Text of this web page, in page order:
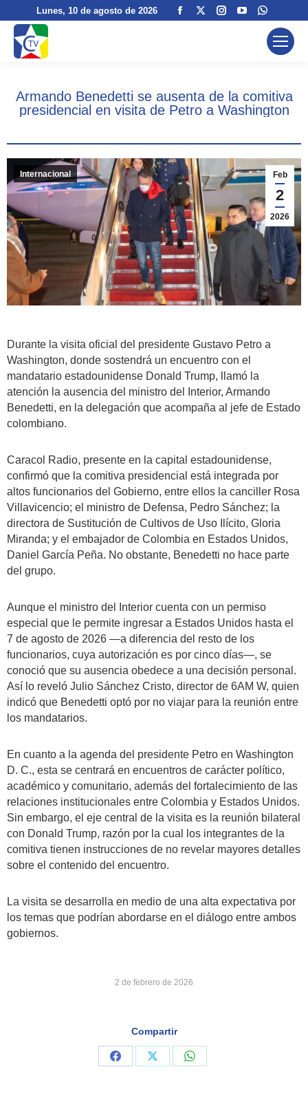
Lunes, 10 de agosto de 2026
Facebook
windowwindow
Instagram
window
YouTube
opens
window
page
opens
window
Armando Benedetti se ausenta de la comitiva
presidencial en visita de Petro a Washington
Feb
2
2026
Internacional
Durante la visita oficial del presidente Gustavo Petro a
Washington, donde sostendrá un encuentro con el
mandatario estadounidense Donald Trump, llamó la
atención la ausencia del ministro del Interior, Armando
Benedetti, en la delegación que acompaña al jefe de Estado
colombiano.
Caracol Radio, presente en la capital estadounidense,
confirmó que la comitiva presidencial está integrada por
altos funcionarios del Gobierno, entre ellos la canciller Rosa
Villavicencio; el ministro de Defensa, Pedro Sánchez; la
directora de Sustitución de Cultivos de Uso Ilícito, Gloria
Miranda; y el embajador de Colombia en Estados Unidos,
Daniel García Peña. No obstante, Benedetti no hace parte
del grupo.
Aunque el ministro del Interior cuenta con un permiso
especial que le permite ingresar a Estados Unidos hasta el
7 de agosto de 2026 —a diferencia del resto de los
funcionarios, cuya autorización es por cinco días—, se
conoció que su ausencia obedece a una decisión personal.
Así lo reveló Julio Sánchez Cristo, director de 6AM W, quien
indicó que Benedetti optó por no viajar para la reunión entre
los mandatarios.
En cuanto a la agenda del presidente Petro en Washington
D. C., esta se centrará en encuentros de carácter político,
académico y comunitario, además del fortalecimiento de las
relaciones institucionales entre Colombia y Estados Unidos.
Sin embargo, el eje central de la visita es la reunión bilateral
con Donald Trump, razón por la cual los integrantes de la
comitiva tienen instrucciones de no revelar mayores detalles
sobre el contenido del encuentro.
La visita se desarrolla en medio de una alta expectativa por
los temas que podrían abordarse en el diálogo entre ambos
gobiernos.
2 de febrero de 2026
Compartir
Share
Share
Share